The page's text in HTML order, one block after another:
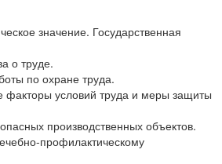
значение. Государственная
о труде.
по охране труда.
условий труда и меры защиты
производственных объектов.
профилактическому